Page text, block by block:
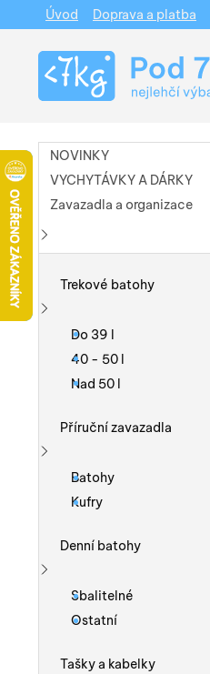
NOVINKY
VYCHYTÁVKY A DÁRKY
Zavazadla a organizace
Trekové batohy
Zobrazit více
Do 39 l
40 - 50 l
Nad 50 l
Příruční zavazadla
Zobrazit více
Batohy
Kufry
Denní batohy
Zobrazit více
Sbalitelné
Ostatní
Tašky a kabelky
Navigace
Úvod Doprava a platba